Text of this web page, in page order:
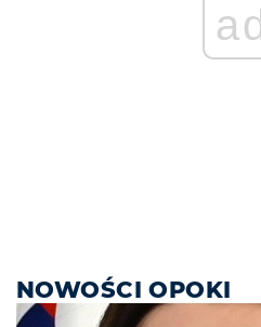
ad
NOWOŚCI OPOKI